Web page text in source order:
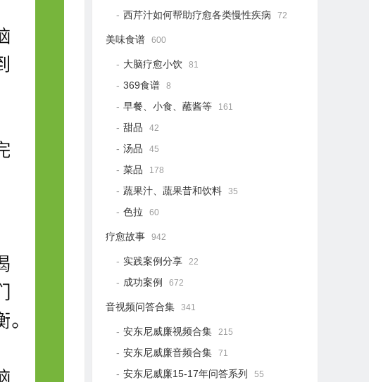
西芹汁如何帮助疗愈各类慢性疾病 72
美味食谱 600
大脑疗愈小饮 81
369食谱 8
早餐、小食、蘸酱等 161
甜品 42
汤品 45
菜品 178
蔬果汁、蔬果昔和饮料 35
色拉 60
疗愈故事 942
实践案例分享 22
成功案例 672
音视频问答合集 341
安东尼威廉视频合集 215
安东尼威廉音频合集 71
安东尼威廉15-17年问答系列 55